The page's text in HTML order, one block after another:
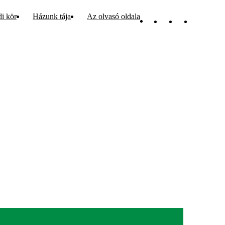
kör Házunk tája Az olvasó oldala